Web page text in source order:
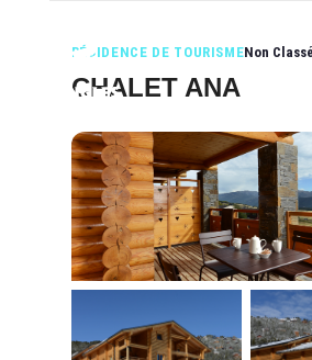
RÉSIDENCE DE TOURISMENon Classé
CHALET ANA